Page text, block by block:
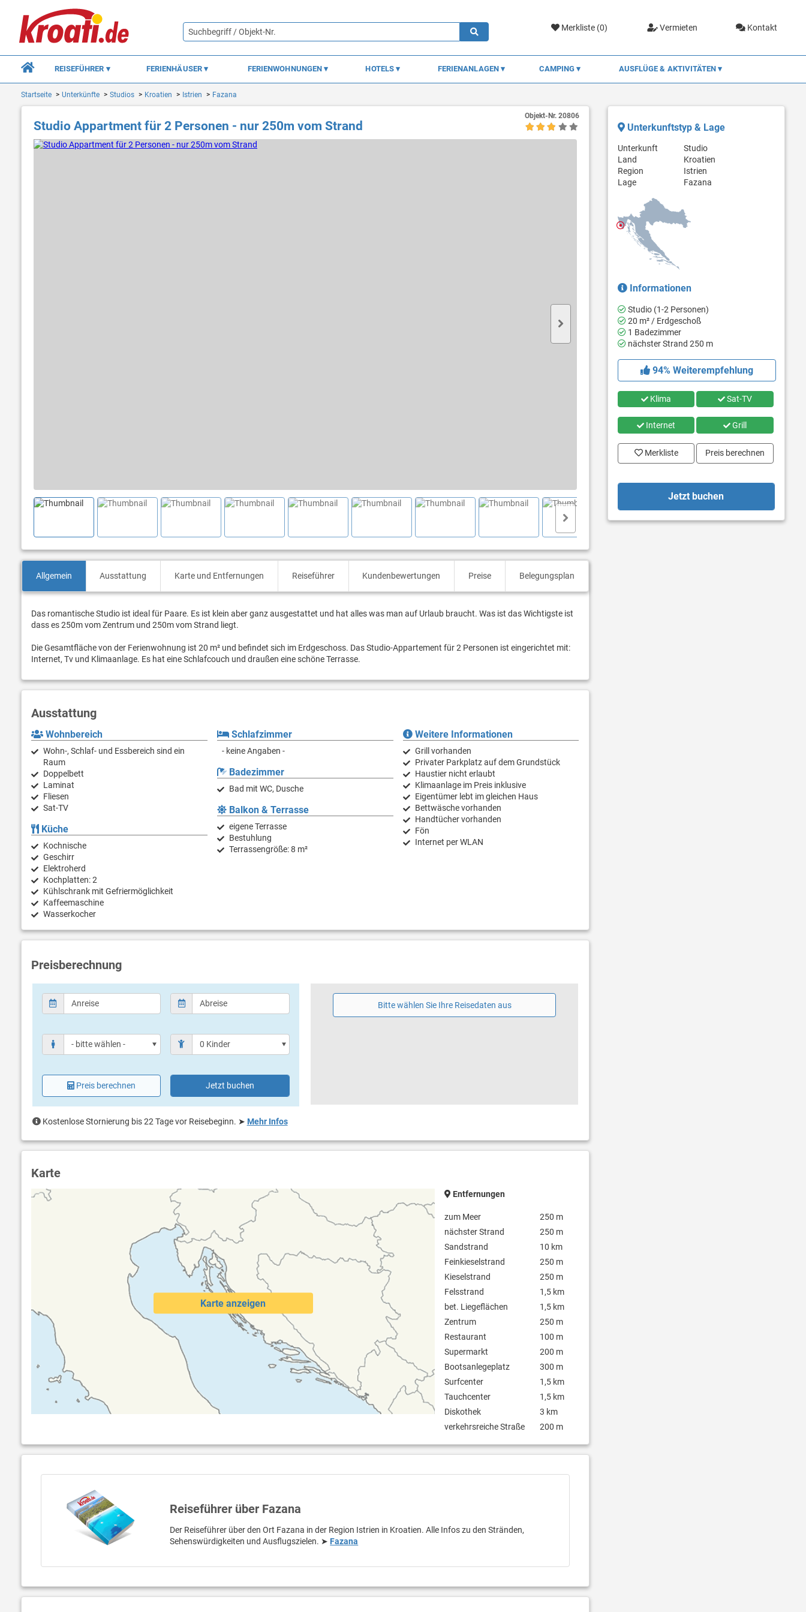
Merkliste (0) Vermieten Kontakt
REISEFÜHRER FERIENHÄUSER FERIENWOHNUNGEN HOTELS FERIENANLAGEN CAMPING AUSFLÜGE & AKTIVITÄTEN
Startseite Unterkünfte Studios Kroatien Istrien Fazana
Studio Appartment für 2 Personen - nur 250m vom Strand
Objekt-Nr. 20806
Allgemein Ausstattung Karte und Entfernungen Reiseführer Kundenbewertungen Preise Belegungsplan
Das romantische Studio ist ideal für Paare. Es ist klein aber ganz ausgestattet und hat alles was man auf Urlaub braucht. Was ist das Wichtigste ist
dass es 250m vom Zentrum und 250m vom Strand liegt.
Die Gesamtfläche von der Ferienwohnung ist 20 m² und befindet sich im Erdgeschoss. Das Studio-Appartement für 2 Personen ist eingerichtet mit:
Internet, Tv und Klimaanlage. Es hat eine Schlafcouch und draußen eine schöne Terrasse.
Ausstattung
Wohnbereich
Wohn-, Schlaf- und Essbereich sind ein
Raum
Doppelbett
Laminat
Fliesen
Sat-TV
Küche
Kochnische
Geschirr
Elektroherd
Kochplatten: 2
Kühlschrank mit Gefriermöglichkeit
Kaffeemaschine
Wasserkocher
Schlafzimmer
- keine Angaben -
Badezimmer
Bad mit WC, Dusche
Balkon & Terrasse
eigene Terrasse
Bestuhlung
Terrassengröße: 8 m²
Weitere Informationen
Grill vorhanden
Privater Parkplatz auf dem Grundstück
Haustier nicht erlaubt
Klimaanlage im Preis inklusive
Eigentümer lebt im gleichen Haus
Bettwäsche vorhanden
Handtücher vorhanden
Fön
Internet per WLAN
Preisberechnung
Preis berechnen Jetzt buchen
Kostenlose Stornierung bis 22 Tage vor Reisebeginn. ➤ Mehr Infos
Bitte wählen Sie Ihre Reisedaten aus
Karte
Karte anzeigen
Entfernungen
zum Meer
250 m
nächster Strand
250 m
Sandstrand
10 km
Feinkieselstrand
250 m
Kieselstrand
250 m
Felsstrand
1,5 km
bet. Liegeflächen
1,5 km
Zentrum
250 m
Restaurant
100 m
Supermarkt
200 m
Bootsanlegeplatz
300 m
Surfcenter
1,5 km
Tauchcenter
1,5 km
Diskothek
3 km
verkehrsreiche Straße
200 m
Reiseführer über Fazana
Der Reiseführer über den Ort Fazana in der Region Istrien in Kroatien. Alle Infos zu den Stränden,
Sehenswürdigkeiten und Ausflugszielen. ➤ Fazana
Unterkunftstyp & Lage
Unterkunft
Studio
Land
Kroatien
Region
Istrien
Lage
Fazana
Informationen
Studio (1-2 Personen)
20 m² / Erdgeschoß
1 Badezimmer
nächster Strand 250 m
94% Weiterempfehlung
Klima Sat-TV
Internet Grill
Merkliste Preis berechnen
Jetzt buchen